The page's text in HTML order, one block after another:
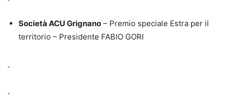
Società ACU Grignano – Premio speciale Estra per il
territorio – Presidente FABIO GORI